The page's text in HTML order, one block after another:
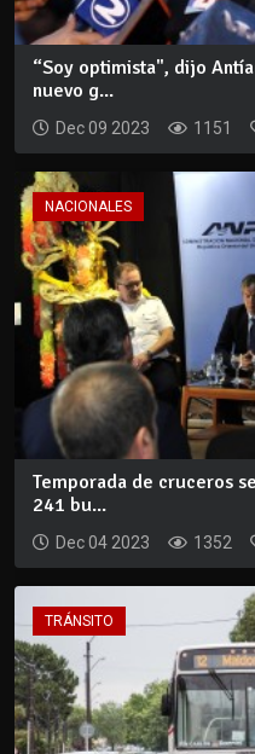
“Soy optimista", dijo
nuevo g...
Dec 09 2023 1151
NACIONALES
Temporada de cruceros
241 bu...
Dec 04 2023 1352
TRÁNSITO